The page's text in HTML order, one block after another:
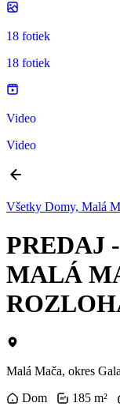
18 fotiek
18 fotiek
Video
Video
Všetky Domy, Malá
PREDAJ
MALÁ
Malá Mača, okres
Dom
185 m²